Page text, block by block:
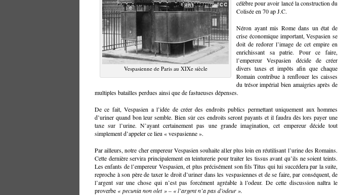
Vespasienne de Paris au XIXe siècle
célèbre pour avoir lancé la construction du
Colisée en 70 ap J.C.
Néron ayant mis Rome dans un état de
crise économique important, Vespasien se
doit de redorer l’image de cet empire en
enrichissant sa patrie. Pour ce faire,
l’empereur Vespasien décide de créer
divers taxes et impôts afin que chaque
Romain contribue à renflouer les caisses
du trésor impérial bien amaigries après de
multiples batailles perdues ainsi que de fastueuses dépenses.
De ce fait, Vespasien a l’idée de créer des endroits publics permettant uniquement aux hommes
d’uriner quand bon leur semble. Bien sûr ces endroits seront payants et il faudra dès lors payer une
taxe sur l’urine. N’ayant certainement pas une grande imagination, cet empereur décide tout
simplement d’appeler ce lieu « vespasienne ».
Par ailleurs, notre cher empereur Vespasien souhaite aller plus loin en réutilisant l’urine des Romains.
Cette dernière servira principalement en teinturerie pour traiter les tissus avant qu’ils ne soient teints.
Les enfants de l’empereur Vespasien, et plus précisément son fils Titus qui lui succédera par la suite,
reproche à son père de taxer le droit d’uriner dans les vespasiennes et de se faire, par conséquent, de
l’argent sur une chose qui n’est pas forcément agréable à l’odeur. De cette discussion naîtra le
proverbe « pecunia non olet » – « l’argent n’a pas d’odeur ».